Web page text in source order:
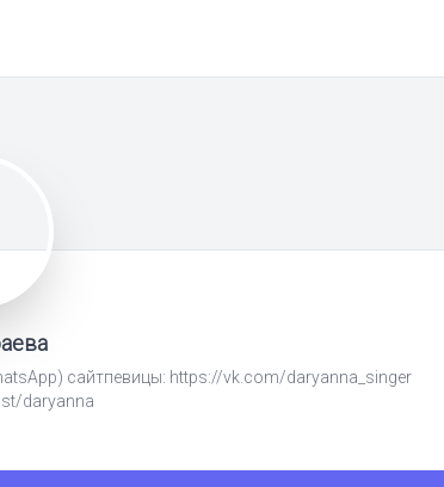
сайтпевицы: https://vk.com/daryanna_singer
daryanna